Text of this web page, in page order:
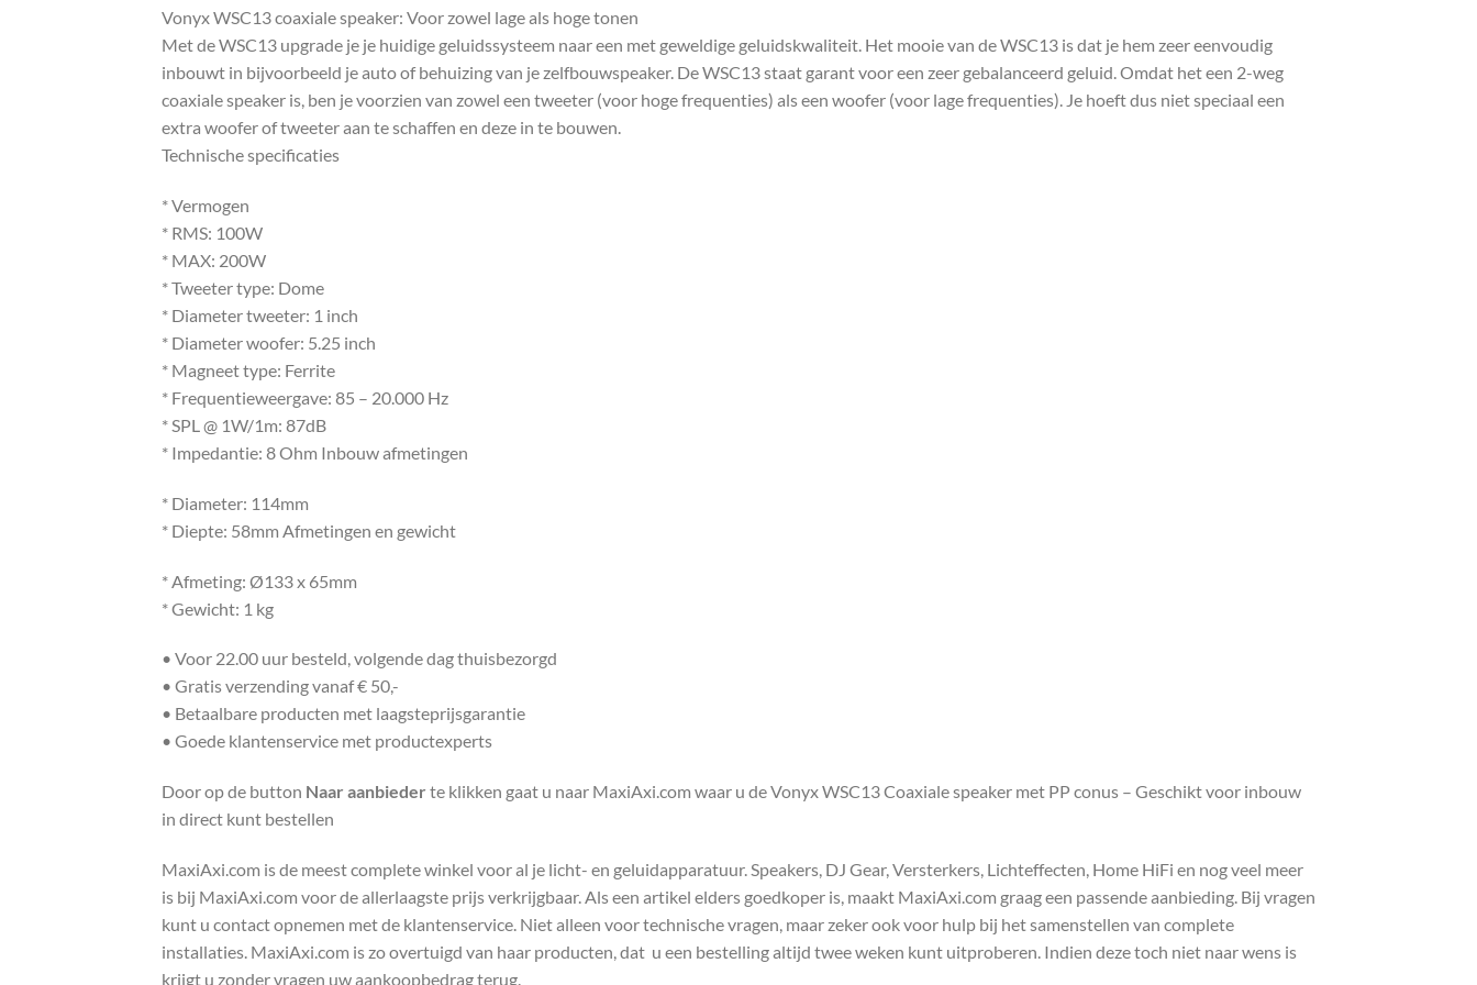
Vonyx WSC13 coaxiale speaker: Voor zowel lage als hoge tonen
Met de WSC13 upgrade je je huidige geluidssysteem naar een met geweldige geluidskwaliteit. Het mooie van de WSC13 is dat je hem zeer eenvoudig
inbouwt in bijvoorbeeld je auto of behuizing van je zelfbouwspeaker. De WSC13 staat garant voor een zeer gebalanceerd geluid. Omdat het een 2-weg
coaxiale speaker is, ben je voorzien van zowel een tweeter (voor hoge frequenties) als een woofer (voor lage frequenties). Je hoeft dus niet speciaal een
extra woofer of tweeter aan te schaffen en deze in te bouwen.
Technische specificaties
* Vermogen
* RMS: 100W
* MAX: 200W
* Tweeter type: Dome
* Diameter tweeter: 1 inch
* Diameter woofer: 5.25 inch
* Magneet type: Ferrite
* Frequentieweergave: 85 – 20.000 Hz
* SPL @ 1W/1m: 87dB
* Impedantie: 8 Ohm Inbouw afmetingen
* Diameter: 114mm
* Diepte: 58mm Afmetingen en gewicht
* Afmeting: Ø133 x 65mm
* Gewicht: 1 kg
• Voor 22.00 uur besteld, volgende dag thuisbezorgd
• Gratis verzending vanaf € 50,-
• Betaalbare producten met laagsteprijsgarantie
• Goede klantenservice met productexperts
Door op de button Naar aanbieder te klikken gaat u naar MaxiAxi.com waar u de Vonyx WSC13 Coaxiale speaker met PP conus – Geschikt voor inbouw
in direct kunt bestellen
MaxiAxi.com is de meest complete winkel voor al je licht- en geluidapparatuur. Speakers, DJ Gear, Versterkers, Lichteffecten, Home HiFi en nog veel meer
is bij MaxiAxi.com voor de allerlaagste prijs verkrijgbaar. Als een artikel elders goedkoper is, maakt MaxiAxi.com graag een passende aanbieding. Bij vragen
kunt u contact opnemen met de klantenservice. Niet alleen voor technische vragen, maar zeker ook voor hulp bij het samenstellen van complete
installaties. MaxiAxi.com is zo overtuigd van haar producten, dat u een bestelling altijd twee weken kunt uitproberen. Indien deze toch niet naar wens is
krijgt u zonder vragen uw aankoopbedrag terug.